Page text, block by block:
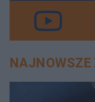
NAJNOWSZE